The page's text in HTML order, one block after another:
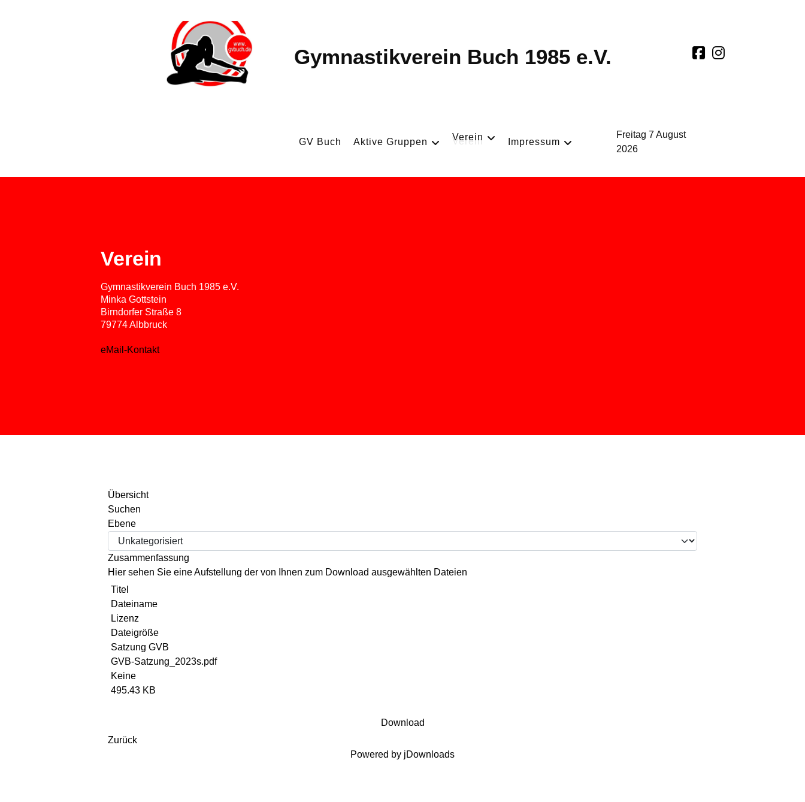
Gymnastikverein Buch 1985 e.V.
GV Buch Aktive Gruppen Verein Impressum
Freitag 7 August
2026
Verein
Gymnastikverein Buch 1985 e.V.
Minka Gottstein
Birndorfer Straße 8
79774 Albbruck
eMail-Kontakt
Übersicht
Suchen
Ebene
Zusammenfassung
Hier sehen Sie eine Aufstellung der von Ihnen zum Download ausgewählten Dateien
Titel
Dateiname
Lizenz
Dateigröße
Satzung GVB
GVB-Satzung_2023s.pdf
Keine
495.43 KB
Download
Zurück
Powered by jDownloads